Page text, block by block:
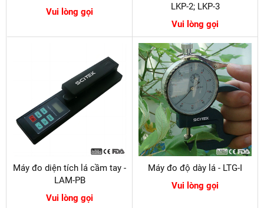
Vui lòng gọi
LKP-2; LKP-3
Vui lòng gọi
Máy đo diện tích lá cầm tay -
LAM-PB
Vui lòng gọi
Máy đo độ dày lá - LTG-I
Vui lòng gọi